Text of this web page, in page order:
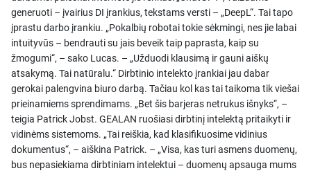
generuoti – įvairius DI įrankius, tekstams versti – „DeepL“. Tai tapo
įprastu darbo įrankiu. „Pokalbių robotai tokie sėkmingi, nes jie labai
intuityvūs – bendrauti su jais beveik taip paprasta, kaip su
žmogumi“, – sako Lucas. – „Užduodi klausimą ir gauni aiškų
atsakymą. Tai natūralu.“ Dirbtinio intelekto įrankiai jau dabar
gerokai palengvina biuro darbą. Tačiau kol kas tai taikoma tik viešai
prieinamiems sprendimams. „Bet šis barjeras netrukus išnyks“, –
teigia Patrick Jobst. GEALAN ruošiasi dirbtinį intelektą pritaikyti ir
vidinėms sistemoms. „Tai reiškia, kad klasifikuosime vidinius
dokumentus“, – aiškina Patrick. – „Visa, kas turi asmens duomenų,
bus nepasiekiama dirbtiniam intelektui – duomenų apsauga mums